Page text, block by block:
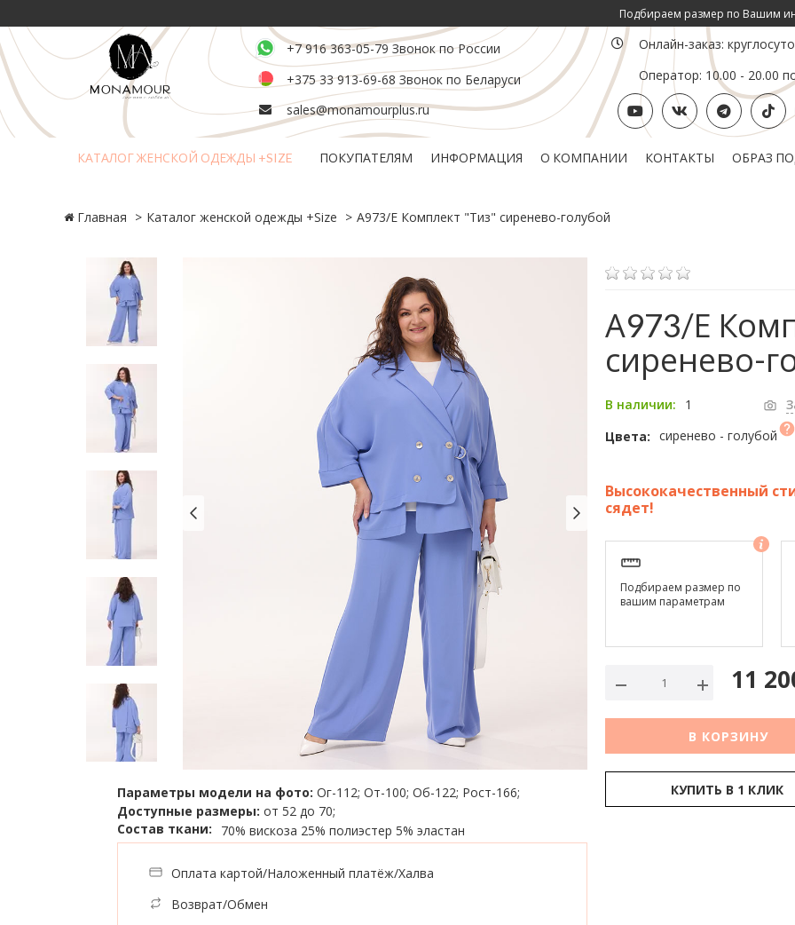
Подбираем размер по Вашим инд.
+7 916 363-05-79 Звонок по России
+375 33 913-69-68 Звонок по Беларуси
sales@monamourplus.ru
Онлайн-заказ:
Оператор: 10.00 - 20.00
КАТАЛОГ ЖЕНСКОЙ ОДЕЖДЫ +SIZE ПОКУПАТЕЛЯМ ИНФОРМАЦИЯ О КОМПАНИИ КОНТАКТЫ ОБРАЗ
Главная Каталог женской одежды +Size А973/Е Комплект "Тиз" сиренево-голубой
Параметры модели на фото: Ог-112; От-100; Об-122; Рост-166;
Доступные размеры: от 52 до 70;
Состав ткани:
70% вискоза 25% полиэстер 5% эластан
Оплата картой/Наложенный платёж/Халва
Возврат/Обмен
А973/Е
сиренево-
В наличии: 1
Цвета: сиренево - голубой
Высококачественный
сядет!
Подбираем размер по
вашим параметрам
11
В КОРЗИНУ
КУПИТЬ В 1 КЛИК